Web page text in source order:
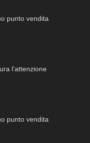
punto vendita
l’attenzione
punto vendita